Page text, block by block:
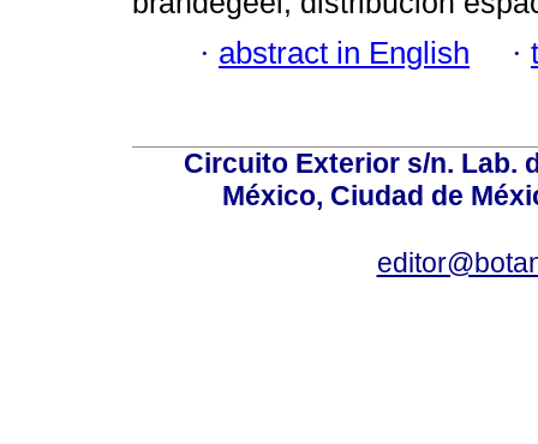
· abstract in English ·
Circuito Exterior s/n. Lab.
México, Ciudad de